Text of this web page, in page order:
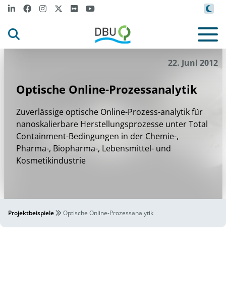
22. Juni 2012
Optische Online-Prozessanalytik
Zuverlässige optische Online-Prozess-analytik für
nanoskalierbare Herstellungsprozesse unter Total
Containment-Bedingungen in der Chemie-,
Pharma-, Biopharma-, Lebensmittel- und
Kosmetikindustrie
Projektbeispiele Optische Online-Prozessanalytik